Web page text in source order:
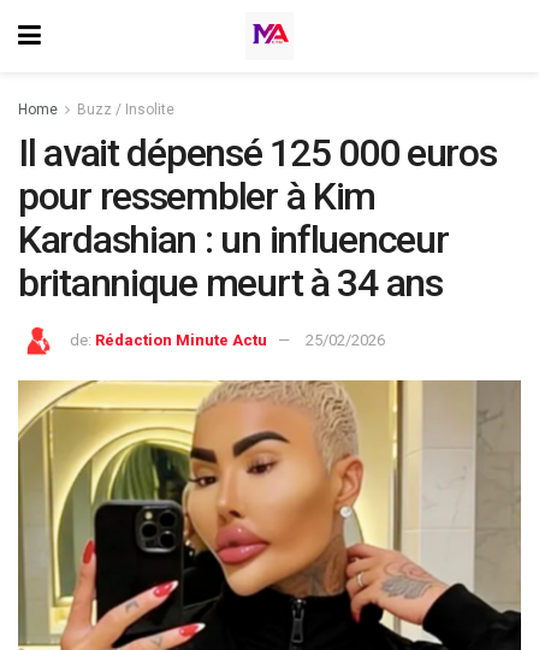
Home Buzz / Insolite
Il avait dépensé 125 000 euros
pour ressembler à Kim
Kardashian : un influenceur
britannique meurt à 34 ans
de: Rédaction Minute Actu 25/02/2026